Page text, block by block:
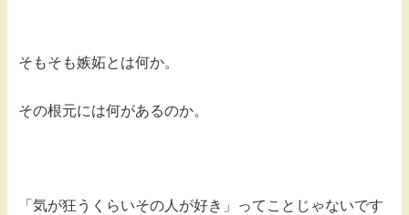
そもそも嫉妬とは何か。
その根元には何があるのか。
「気が狂うくらいその人が好き」ってことじゃないです